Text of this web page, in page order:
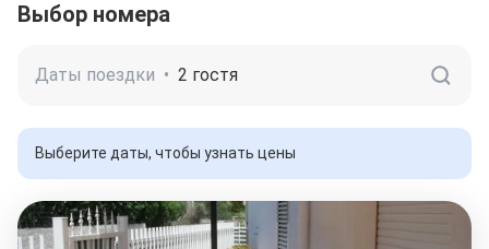
Выбор номера
Даты поездки • 2 гостя
Выберите даты, чтобы узнать цены